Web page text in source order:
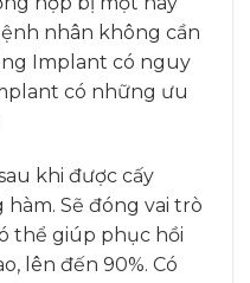
nhân không cần
Implant có nguy
có những ưu
khi được cấy
Sẽ đóng vai trò
thể giúp phục hồi
lên đến 90%. Có